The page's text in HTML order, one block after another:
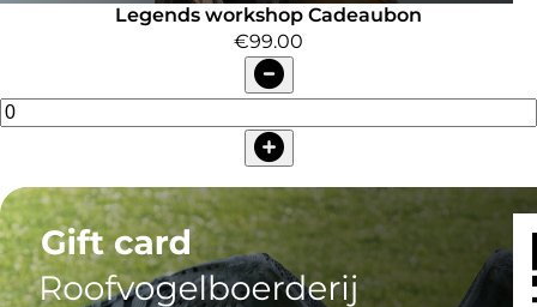
Legends workshop Cadeaubon
€99.00